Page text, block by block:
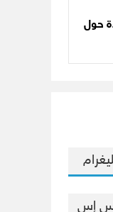
حول
إس إس